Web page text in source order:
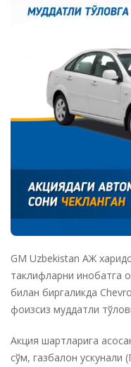
GM Uzbekistan АЖ
таклифларни инобатга
билан биргаликда
фоизсиз муддатли
Акция шартларига
сўм, газбалон